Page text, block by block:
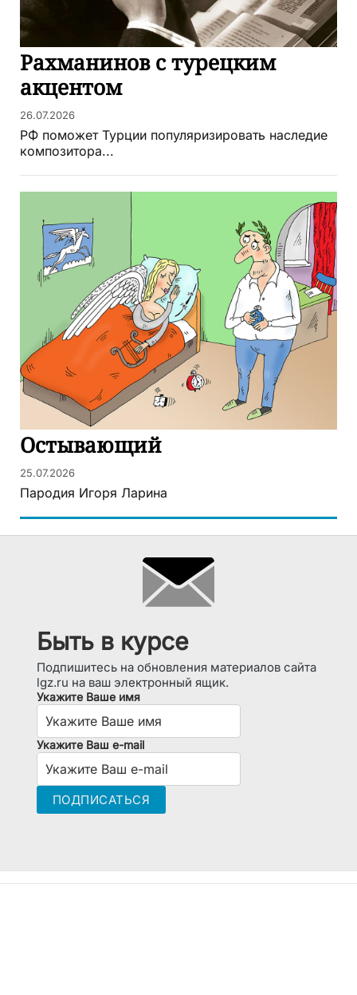
Рахманинов с турецким
акцентом
26.07.2026
РФ поможет Турции популяризировать наследие
композитора...
Остывающий
25.07.2026
Пародия Игоря Ларина
Быть в курсе
Подпишитесь на обновления материалов сайта
lgz.ru на ваш электронный ящик.
Укажите Ваше имя
Укажите Ваш e-mail